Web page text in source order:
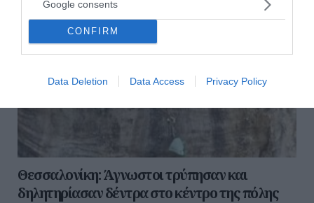
Google consents
CONFIRM
Data Deletion Data Access Privacy Policy
Θεσσαλονίκη: Άγνωστοι τρύπησαν και
δηλητηρίασαν δέντρα στο κέντρο της πόλης